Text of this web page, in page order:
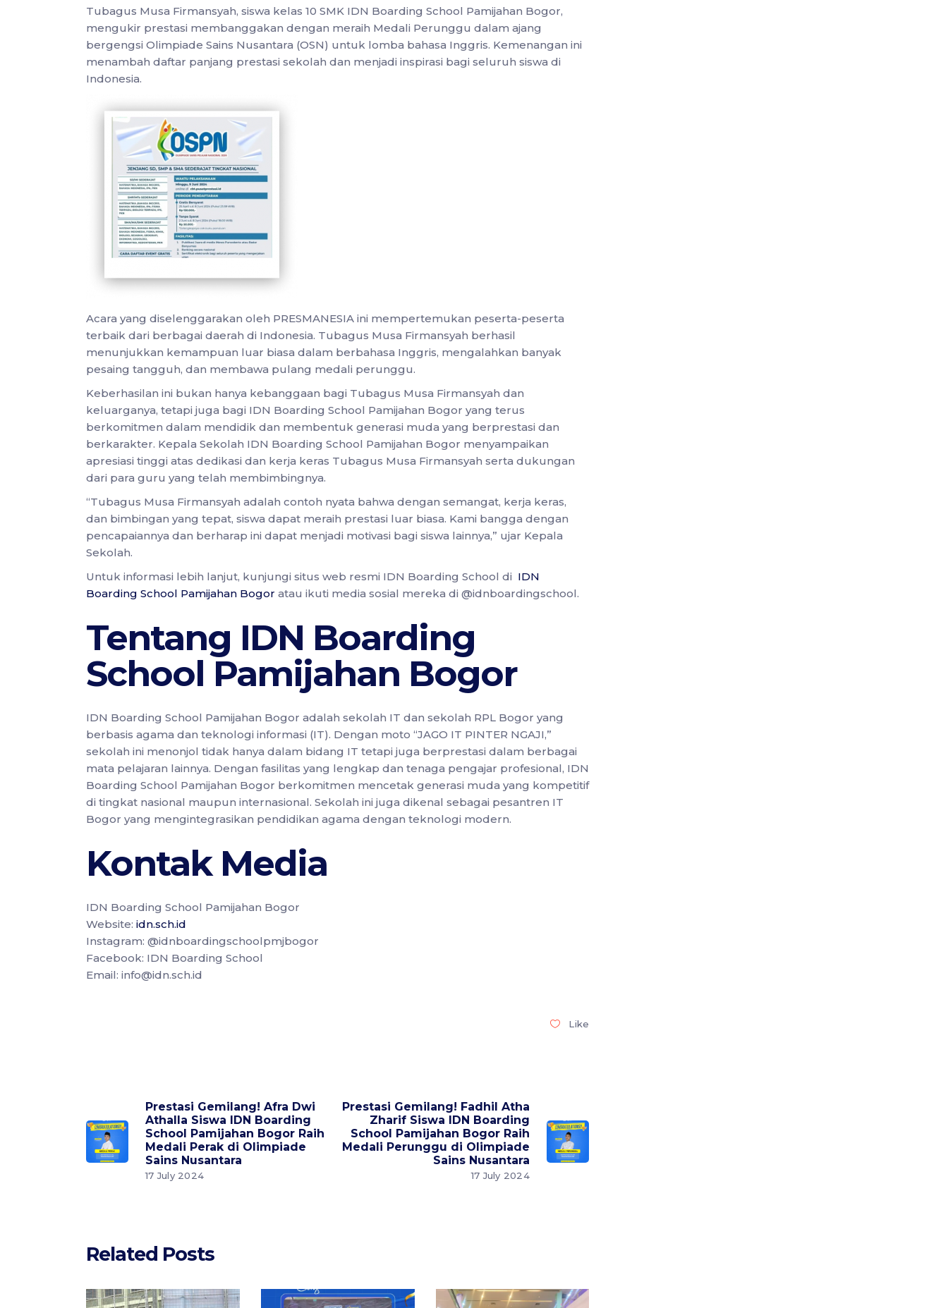
Tubagus Musa Firmansyah, siswa kelas 10 SMK IDN Boarding School Pamijahan Bogor,
mengukir prestasi membanggakan dengan meraih Medali Perunggu dalam ajang
bergengsi Olimpiade Sains Nusantara (OSN) untuk lomba bahasa Inggris. Kemenangan ini
menambah daftar panjang prestasi sekolah dan menjadi inspirasi bagi seluruh siswa di
Indonesia.
Acara yang diselenggarakan oleh PRESMANESIA ini mempertemukan peserta-peserta
terbaik dari berbagai daerah di Indonesia. Tubagus Musa Firmansyah berhasil
menunjukkan kemampuan luar biasa dalam berbahasa Inggris, mengalahkan banyak
pesaing tangguh, dan membawa pulang medali perunggu.
Keberhasilan ini bukan hanya kebanggaan bagi Tubagus Musa Firmansyah dan
keluarganya, tetapi juga bagi IDN Boarding School Pamijahan Bogor yang terus
berkomitmen dalam mendidik dan membentuk generasi muda yang berprestasi dan
berkarakter. Kepala Sekolah IDN Boarding School Pamijahan Bogor menyampaikan
apresiasi tinggi atas dedikasi dan kerja keras Tubagus Musa Firmansyah serta dukungan
dari para guru yang telah membimbingnya.
“Tubagus Musa Firmansyah adalah contoh nyata bahwa dengan semangat, kerja keras,
dan bimbingan yang tepat, siswa dapat meraih prestasi luar biasa. Kami bangga dengan
pencapaiannya dan berharap ini dapat menjadi motivasi bagi siswa lainnya,” ujar Kepala
Sekolah.
Untuk informasi lebih lanjut, kunjungi situs web resmi IDN Boarding School di IDN
Boarding School Pamijahan Bogor atau ikuti media sosial mereka di @idnboardingschool.
Tentang IDN Boarding
School Pamijahan Bogor
IDN Boarding School Pamijahan Bogor adalah sekolah IT dan sekolah RPL Bogor yang
berbasis agama dan teknologi informasi (IT). Dengan moto “JAGO IT PINTER NGAJI,”
sekolah ini menonjol tidak hanya dalam bidang IT tetapi juga berprestasi dalam berbagai
mata pelajaran lainnya. Dengan fasilitas yang lengkap dan tenaga pengajar profesional, IDN
Boarding School Pamijahan Bogor berkomitmen mencetak generasi muda yang kompetitif
di tingkat nasional maupun internasional. Sekolah ini juga dikenal sebagai pesantren IT
Bogor yang mengintegrasikan pendidikan agama dengan teknologi modern.
Kontak Media
IDN Boarding School Pamijahan Bogor
Website: idn.sch.id
Instagram: @idnboardingschoolpmjbogor
Facebook: IDN Boarding School
Email: info@idn.sch.id
Like
Prestasi Gemilang! Afra Dwi
Athalla Siswa IDN Boarding
School Pamijahan Bogor Raih
Medali Perak di Olimpiade
Sains Nusantara
17 July 2024
Prestasi Gemilang! Fadhil Atha
Zharif Siswa IDN Boarding
School Pamijahan Bogor Raih
Medali Perunggu di Olimpiade
Sains Nusantara
17 July 2024
Related Posts